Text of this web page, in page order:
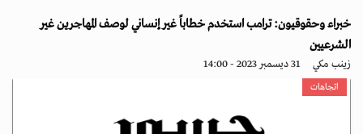
خبراء وحقوقيون: ترامب استخدم خطاباً غير إنساني لوصف المهاجرين غير
الشرعيين
زينب مكي 31 ديسمبر 2023 - 14:00
اتجاهات